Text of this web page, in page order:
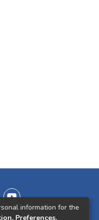
information for the
Preferences,